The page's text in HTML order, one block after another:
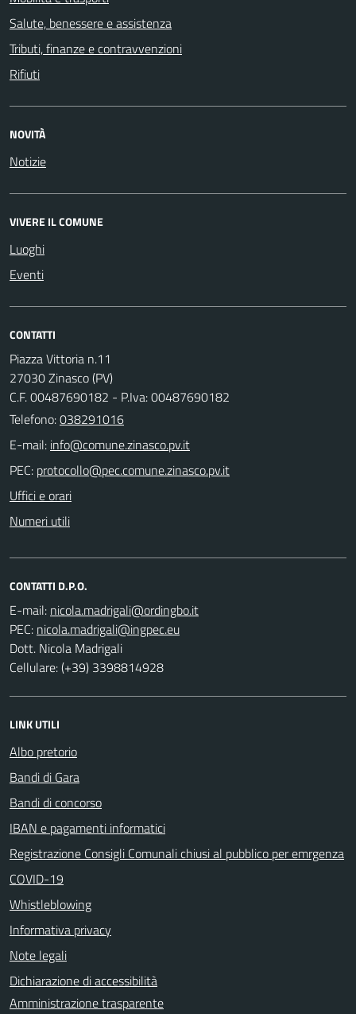
Salute, benessere e assistenza
Tributi, finanze e contravvenzioni
Rifiuti
NOVITÀ
Notizie
VIVERE IL COMUNE
Luoghi
Eventi
CONTATTI
Piazza Vittoria n.11
27030 Zinasco (PV)
C.F. 00487690182 - P.Iva: 00487690182
Telefono:038291016
E-mail:
PEC:
Uffici e orari
Numeri utili
CONTATTI D.P.O.
E-mail:
PEC:
Dott. Nicola Madrigali
Cellulare: (+39) 3398814928
LINK UTILI
Albo pretorio
Bandi di Gara
Bandi di concorso
IBAN e pagamenti informatici
Registrazione Consigli Comunali chiusi al pubblico per emrgenza
COVID-19
Whistleblowing
Informativa privacy
Note legali
Dichiarazione di accessibilità
Amministrazione trasparente